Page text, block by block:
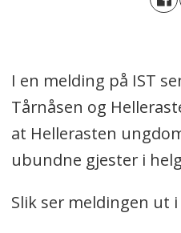
I en melding på IST
Tårnåsen og
at Hellerasten
ubundne gjester i
Slik ser meldingen ut